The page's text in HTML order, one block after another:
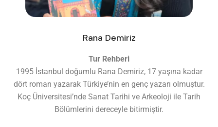
Rana Demiriz
Tur Rehberi
1995 İstanbul doğumlu Rana Demiriz, 17 yaşına kadar
dört roman yazarak Türkiye’nin en genç yazarı olmuştur.
Koç Üniversitesi’nde Sanat Tarihi ve Arkeoloji ile Tarih
Bölümlerini dereceyle bitirmiştir.